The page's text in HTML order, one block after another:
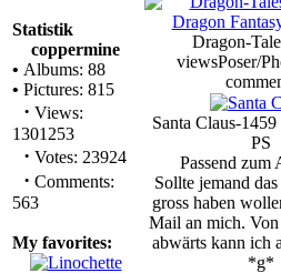
Statistik
coppermine
• Albums: 88
• Pictures: 815
· Views:
1301253
· Votes: 23924
· Comments:
563
My favorites:
Dragon-
viewsPoser/
Santa Claus-
PS
Passend zum
Sollte jemand
gross haben
Mail an mich.
abwärts kann ich
*g*